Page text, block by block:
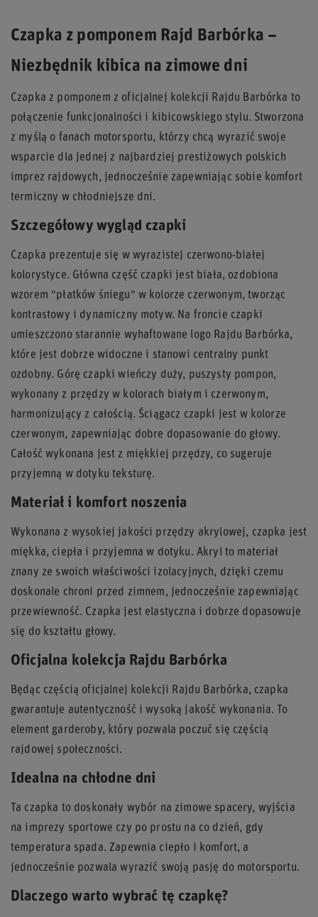
Czapka z pomponem Rajd Barbórka –
Niezbędnik kibica na zimowe dni
Czapka z pomponem z oficjalnej kolekcji Rajdu Barbórka to
połączenie funkcjonalności i kibicowskiego stylu. Stworzona
z myślą o fanach motorsportu, którzy chcą wyrazić swoje
wsparcie dla jednej z najbardziej prestiżowych polskich
imprez rajdowych, jednocześnie zapewniając sobie komfort
termiczny w chłodniejsze dni.
Szczegółowy wygląd czapki
Czapka prezentuje się w wyrazistej czerwono-białej
kolorystyce. Główna część czapki jest biała, ozdobiona
wzorem "płatków śniegu" w kolorze czerwonym, tworząc
kontrastowy i dynamiczny motyw. Na froncie czapki
umieszczono starannie wyhaftowane logo Rajdu Barbórka,
które jest dobrze widoczne i stanowi centralny punkt
ozdobny. Górę czapki wieńczy duży, puszysty pompon,
wykonany z przędzy w kolorach białym i czerwonym,
harmonizujący z całością. Ściągacz czapki jest w kolorze
czerwonym, zapewniając dobre dopasowanie do głowy.
Całość wykonana jest z miękkiej przędzy, co sugeruje
przyjemną w dotyku teksturę.
Materiał i komfort noszenia
Wykonana z wysokiej jakości przędzy akrylowej, czapka jest
miękka, ciepła i przyjemna w dotyku. Akryl to materiał
znany ze swoich właściwości izolacyjnych, dzięki czemu
doskonale chroni przed zimnem, jednocześnie zapewniając
przewiewność. Czapka jest elastyczna i dobrze dopasowuje
się do kształtu głowy.
Oficjalna kolekcja Rajdu Barbórka
Będąc częścią oficjalnej kolekcji Rajdu Barbórka, czapka
gwarantuje autentyczność i wysoką jakość wykonania. To
element garderoby, który pozwala poczuć się częścią
rajdowej społeczności.
Idealna na chłodne dni
Ta czapka to doskonały wybór na zimowe spacery, wyjścia
na imprezy sportowe czy po prostu na co dzień, gdy
temperatura spada. Zapewnia ciepło i komfort, a
jednocześnie pozwala wyrazić swoją pasję do motorsportu.
Dlaczego warto wybrać tę czapkę?